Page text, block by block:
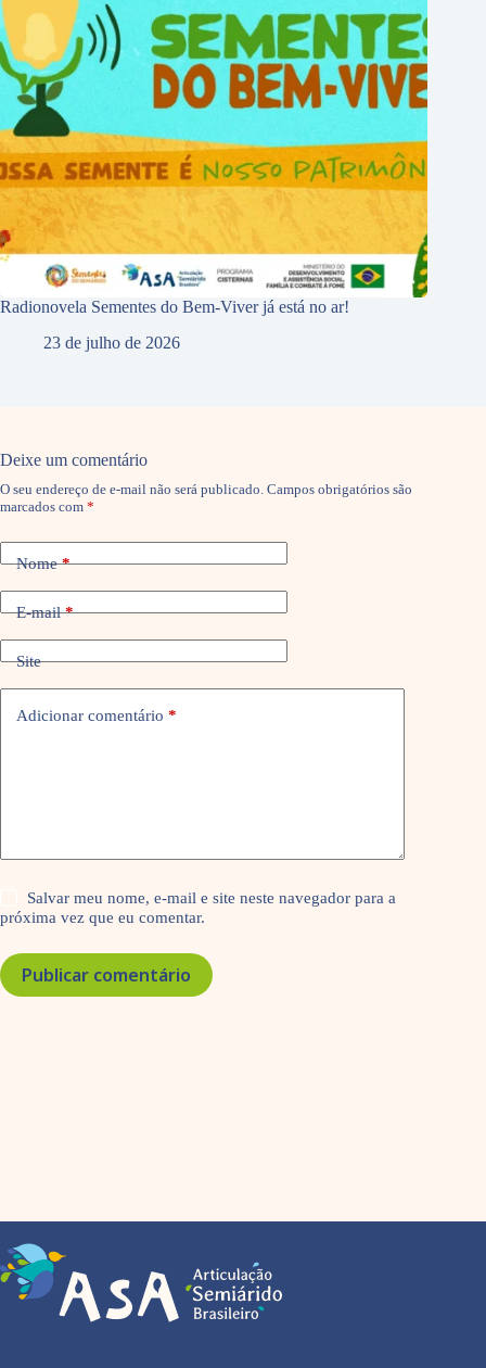
Radionovela Sementes do Bem-Viver já está no ar!
23 de julho de 2026
Deixe um comentário
O seu endereço de e-mail não será publicado. Campos obrigatórios são
marcados com *
Nome*
E-mail*
Site
Adicionar comentário *
Salvar meu nome, e-mail e site neste navegador para a
próxima vez que eu comentar.
Publicar comentário